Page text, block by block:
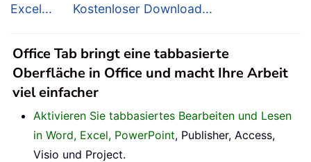
Excel...
Kostenloser Download...
Office Tab bringt eine tabbasierte
Oberfläche in Office und macht Ihre Arbeit
viel einfacher
Aktivieren Sie tabbasiertes Bearbeiten und Lesen
in Word, Excel, PowerPoint, Publisher, Access,
Visio und Project.